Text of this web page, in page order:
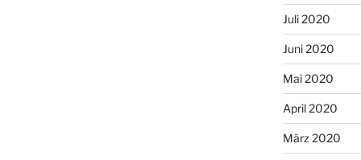
Juli 2020
Juni 2020
Mai 2020
April 2020
März 2020